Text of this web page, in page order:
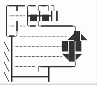
╭━┳━╭━╭━╮╮
┃┈┈┈┣▅╋▅┫┃
┃┈┃┈╰━╰━━━━━━╮
╰┳╯┈┈┈┈┈┈┈┈┈◢▉◣
╲┃┈┈┈┈┈┈┈┈┈▉▉▉
╲┃┈┈┈┈┈┈┈┈┈◥▉◤
╲┃┈┈┈┈╭━┳━━━━╯
╲┣━━━━━━┫﻿